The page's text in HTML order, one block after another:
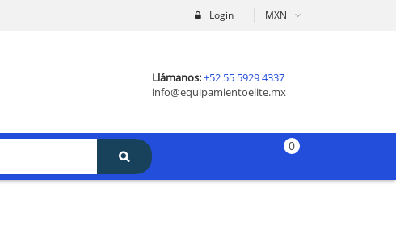
MXN
Login
Llámanos:+52 55 5929 4337
info@equipamientoelite.mx
0